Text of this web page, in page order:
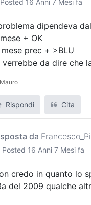
Posted 16 Anni 7 Mesi fa
dipendeva
+ OK
prec + >BLU
verrebbe da dire che
Mauro
Rispondi Cita
da
Posted 16 Anni 7 Mesi fa
credo in quanto lo
del 2009 qualche